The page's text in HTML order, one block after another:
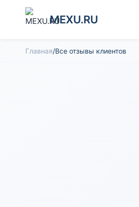
MEXU.RU
Главная/Все отзывы клиентов